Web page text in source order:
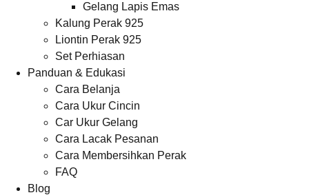
Gelang Lapis Emas
Kalung Perak 925
Liontin Perak 925
Set Perhiasan
Panduan & Edukasi
Cara Belanja
Cara Ukur Cincin
Car Ukur Gelang
Cara Lacak Pesanan
Cara Membersihkan Perak
FAQ
Blog